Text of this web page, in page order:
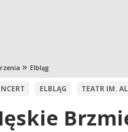
Elbląg
ELBLĄG TEATR IM.